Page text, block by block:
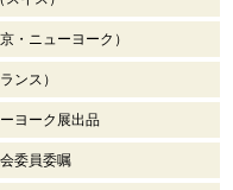
・ニューヨーク）
ンス）
ヨーク展出品
委員委嘱